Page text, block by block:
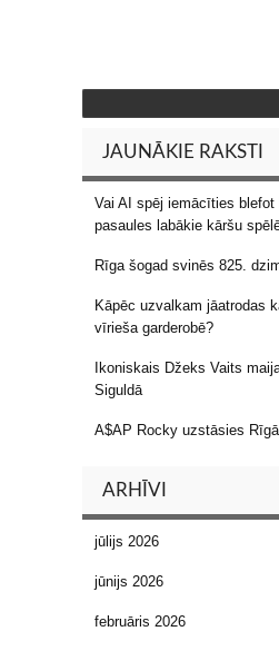
JAUNĀKIE RAKSTI
Vai AI spēj iemācīties blefot
pasaules labākie kāršu
Rīga šogad svinēs 825.
Kāpēc uzvalkam jāatrodas
vīrieša garderobē?
Ikoniskais Džeks Vaits
Siguldā
A$AP Rocky uzstāsies Rīgā
ARHĪVI
jūlijs 2026
jūnijs 2026
februāris 2026